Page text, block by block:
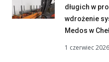
długich w
wdrożenie
Medos w
1 czerwiec 2026